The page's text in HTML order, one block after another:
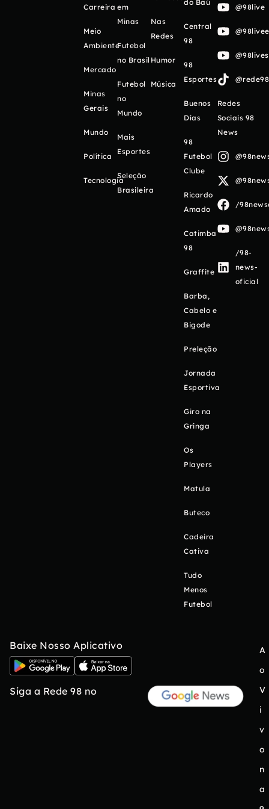
Carreira
Meio
Ambiente
Mercado
Minas
Gerais
Mundo
Política
Tecnologia
em
Minas
Futebol
no Brasil
Futebol
no
Mundo
Mais
Esportes
Seleção
Brasileira
Nas
Redes
Humor
Música
do Baú
Central
98
98
Esportes
Buenos
Días
98
Futebol
Clube
Ricardo
Amado
Catimba
98
Graffite
Barba,
Cabelo e
Bigode
Preleção
Jornada
Esportiva
Giro na
Gringa
Os
Players
Matula
Buteco
Cadeira
Cativa
Tudo
Menos
Futebol
@98live
Redes
Sociais 98
News
/
/98-
news-
oficial
Baixe Nosso Aplicativo
Siga a Rede 98 no
A
o
V
i
v
o
n
a